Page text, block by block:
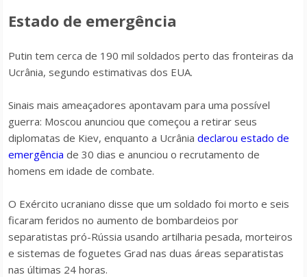
Estado de emergência
Putin tem cerca de 190 mil soldados perto das fronteiras da
Ucrânia, segundo estimativas dos EUA.
Sinais mais ameaçadores apontavam para uma possível
guerra: Moscou anunciou que começou a retirar seus
diplomatas de Kiev, enquanto a Ucrânia declarou estado de
emergência de 30 dias e anunciou o recrutamento de
homens em idade de combate.
O Exército ucraniano disse que um soldado foi morto e seis
ficaram feridos no aumento de bombardeios por
separatistas pró-Rússia usando artilharia pesada, morteiros
e sistemas de foguetes Grad nas duas áreas separatistas
nas últimas 24 horas.